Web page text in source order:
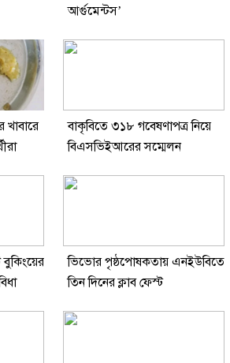
আর্গুমেন্টস’
খাবারে
বাকৃবিতে ৩১৮ গবেষণাপত্র নিয়ে
বিএসভিইআরের সম্মেলন
বুকিংয়ের
ভিভোর পৃষ্ঠপোষকতায় এনইউবিতে
তিন দিনের ক্লাব ফেস্ট